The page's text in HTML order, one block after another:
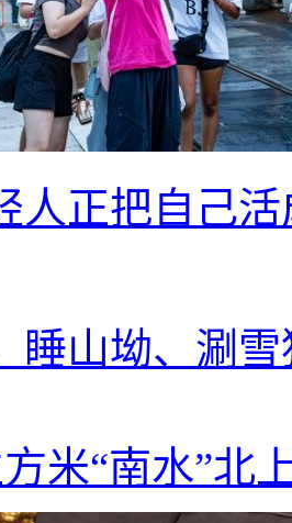
人正把自己活
睡山坳、涮
米“南水”北